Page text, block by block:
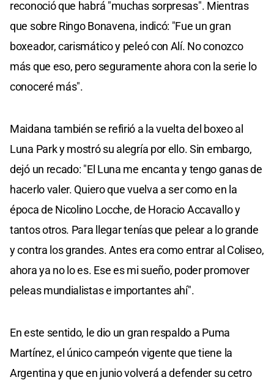
reconoció que habrá "muchas sorpresas". Mientras
que sobre Ringo Bonavena, indicó: "Fue un gran
boxeador, carismático y peleó con Alí. No conozco
más que eso, pero seguramente ahora con la serie lo
conoceré más".
Maidana también se refirió a la vuelta del boxeo al
Luna Park y mostró su alegría por ello. Sin embargo,
dejó un recado: "El Luna me encanta y tengo ganas de
hacerlo valer. Quiero que vuelva a ser como en la
época de Nicolino Locche, de Horacio Accavallo y
tantos otros. Para llegar tenías que pelear a lo grande
y contra los grandes. Antes era como entrar al Coliseo,
ahora ya no lo es. Ese es mi sueño, poder promover
peleas mundialistas e importantes ahí".
En este sentido, le dio un gran respaldo a Puma
Martínez, el único campeón vigente que tiene la
Argentina y que en junio volverá a defender su cetro